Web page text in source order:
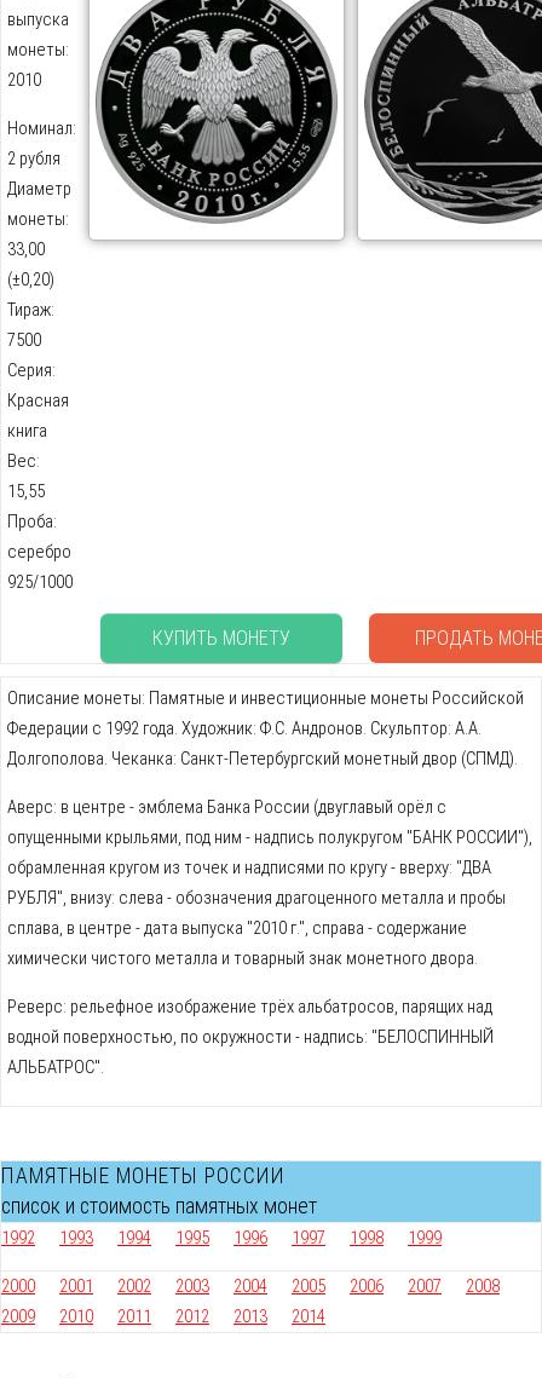
выпуска
монеты:
2010
Номинал:
2 рубля
Диаметр
монеты:
33,00
(±0,20)
Тираж:
7500
Серия:
Красная
книга
Вес:
15,55
Проба:
серебро
925/1000
КУПИТЬ МОНЕТУ ПРОДАТЬ
Описание монеты: Памятные и инвестиционные монеты Российской
Федерации с 1992 года. Художник: Ф.С. Андронов. Скульптор: А.А.
Долгополова. Чеканка: Cанкт-Петербургский монетный двор (СПМД).
Аверс: в центре - эмблема Банка России (двуглавый орёл с
опущенными крыльями, под ним - надпись полукругом "БАНК РОССИИ"),
обрамленная кругом из точек и надписями по кругу - вверху: "ДВА
РУБЛЯ", внизу: слева - обозначения драгоценного металла и пробы
сплава, в центре - дата выпуска "2010 г.", справа - содержание
химически чистого металла и товарный знак монетного двора.
Реверс: рельефное изображение трёх альбатросов, парящих над
водной поверхностью, по окружности - надпись: "БЕЛОСПИННЫЙ
АЛЬБАТРОС".
ПАМЯТНЫЕ МОНЕТЫ РОССИИ
список и стоимость памятных монет
1992 1993 1994 1995 1996 1997 1998 1999
2000 2001 2002 2003 2004 2005 2006 2007
2008
2009
2010 2011 2012 2013 2014